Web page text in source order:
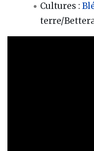
Cultures :
terre/